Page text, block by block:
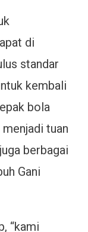
di
standar
kembali
bola
tuan
berbagai
Gani
“kami